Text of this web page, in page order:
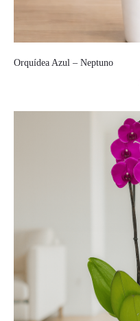
Orquídea Azul – Neptuno